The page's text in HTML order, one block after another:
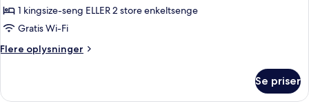
1 kingsize-seng ELLER 2 store enkeltsenge
Gratis Wi-Fi
Flere oplysninger
Flere
værelse
Se priser